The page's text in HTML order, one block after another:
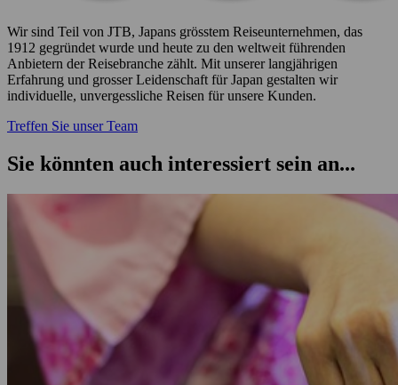
Wir sind Teil von JTB, Japans grösstem Reiseunternehmen, das
1912 gegründet wurde und heute zu den weltweit führenden
Anbietern der Reisebranche zählt. Mit unserer langjährigen
Erfahrung und grosser Leidenschaft für Japan gestalten wir
individuelle, unvergessliche Reisen für unsere Kunden.
Treffen Sie unser Team
Sie könnten auch interessiert sein an...